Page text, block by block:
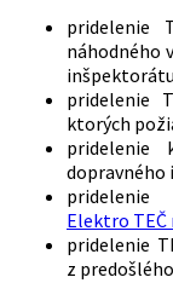
pridelenie
náhodného
pridelenie
ktorých
pridelenie
pridelenie
Elektro
pridelenie
z